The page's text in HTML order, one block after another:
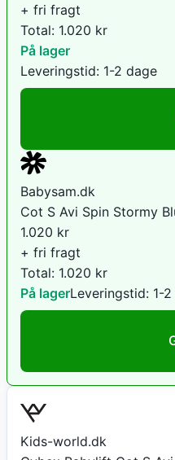
+ fri fragt
Total: 1.020 kr
På lager
Leveringstid: 1-2 dage
Babysam.dk
Cot S Avi Spin Stormy
1.020 kr
+ fri fragt
Total: 1.020 kr
På lagerLeveringstid: 1-
Kids-world.dk